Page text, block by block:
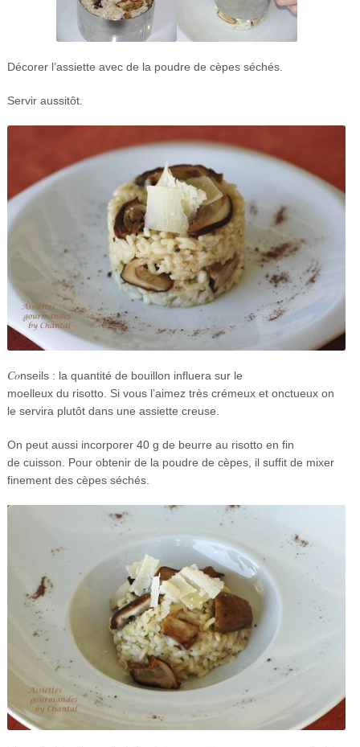
Décorer l’assiette avec de la poudre de cèpes séchés.
Servir aussitôt.
Conseils : la quantité de bouillon influera sur le
moelleux du risotto. Si vous l’aimez très crémeux et onctueux on
le servira plutôt dans une assiette creuse.
On peut aussi incorporer 40 g de beurre au risotto en fin
de cuisson. Pour obtenir de la poudre de cèpes, il suffit de mixer
finement des cèpes séchés.